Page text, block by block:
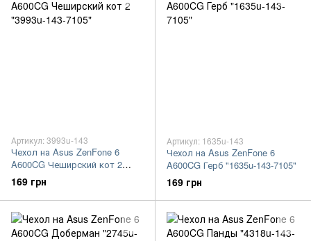
Артикул: 3993u-143
Чехол на Asus ZenFone 6
A600CG Чеширский кот 2
"3993u-143-7105"
169 грн
Артикул: 1635u-143
Чехол на Asus ZenFone 6
A600CG Герб "1635u-143-7105"
169 грн